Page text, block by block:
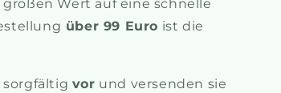
Wert auf eine schnelle
über 99 Euro ist die
sorgfältig vor und versenden sie